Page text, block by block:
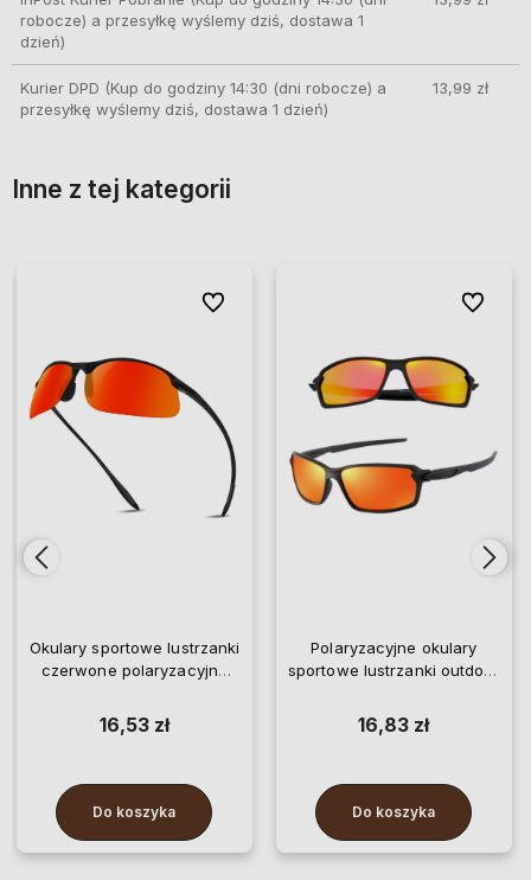
robocze) a przesyłkę wyślemy dziś, dostawa 1
dzień)
Kurier DPD (Kup do godziny 14:30 (dni robocze) a
przesyłkę wyślemy dziś, dostawa 1 dzień)
13,99 zł
Inne z tej kategorii
Okulary sportowe lustrzanki
czerwone polaryzacyjne
16,53 zł
Do koszyka
Do ulubionych
Do ulubionych
Polaryzacyjne okulary
sportowe lustrzanki outdoor
16,83 zł
Do koszyka
Do
Do